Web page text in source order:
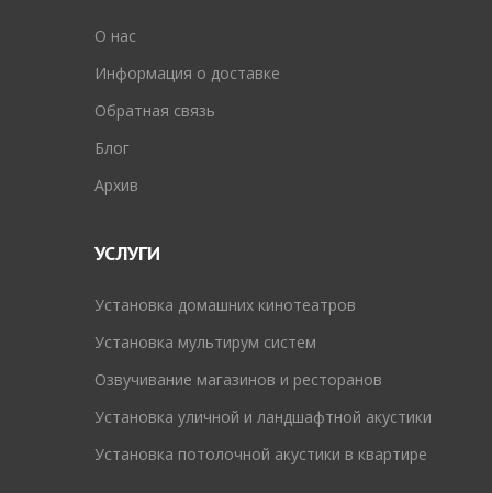
O нас
Информация о доставке
Обратная связь
Блог
Архив
УСЛУГИ
Установка домашних кинотеатров
Установка мультирум систем
Озвучивание магазинов и ресторанов
Установка уличной и ландшафтной акустики
Установка потолочной акустики в квартире